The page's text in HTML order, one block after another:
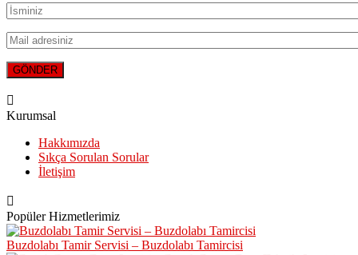
Kurumsal
Hakkımızda
Sıkça Sorulan Sorular
İletişim
Popüler Hizmetlerimiz
Buzdolabı Tamir Servisi – Buzdolabı Tamircisi